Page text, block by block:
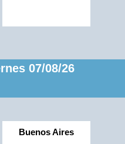
07/08/26
Buenos Aires